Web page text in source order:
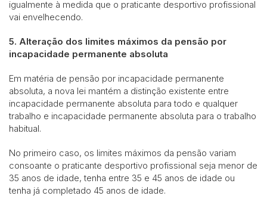
igualmente à medida que o praticante desportivo profissional
vai envelhecendo.
5. Alteração dos limites máximos da pensão por
incapacidade permanente absoluta
Em matéria de pensão por incapacidade permanente
absoluta, a nova lei mantém a distinção existente entre
incapacidade permanente absoluta para todo e qualquer
trabalho e incapacidade permanente absoluta para o trabalho
habitual.
No primeiro caso, os limites máximos da pensão variam
consoante o praticante desportivo profissional seja menor de
35 anos de idade, tenha entre 35 e 45 anos de idade ou
tenha já completado 45 anos de idade.